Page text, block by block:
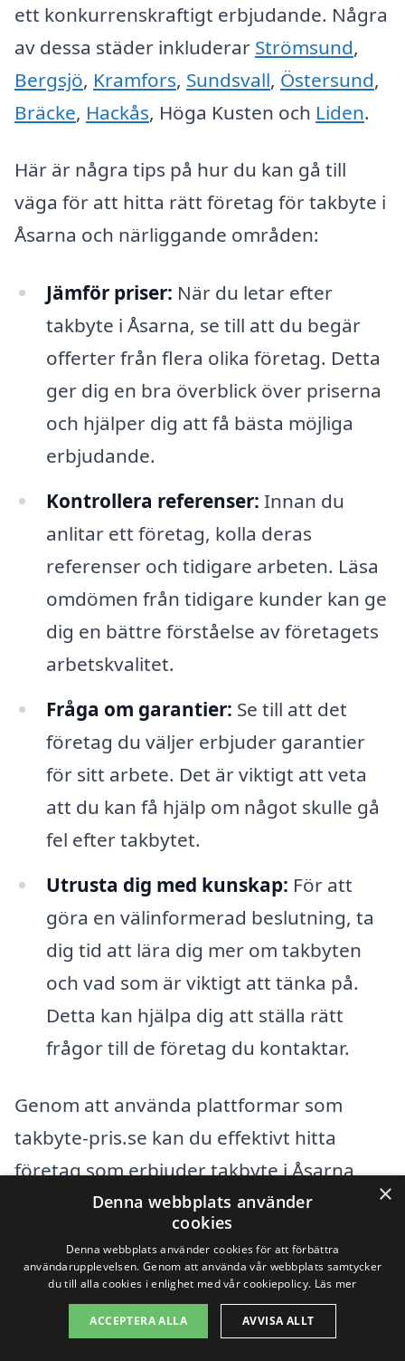
ett konkurrenskraftigt erbjudande. Några
av dessa städer inkluderar Strömsund,
Bergsjö, Kramfors, Sundsvall, Östersund,
Bräcke, Hackås, Höga Kusten och Liden.
Här är några tips på hur du kan gå till
väga för att hitta rätt företag för takbyte i
Åsarna och närliggande områden:
Jämför priser: När du letar efter
takbyte i Åsarna, se till att du begär
offerter från flera olika företag. Detta
ger dig en bra överblick över priserna
och hjälper dig att få bästa möjliga
erbjudande.
Kontrollera referenser: Innan du
anlitar ett företag, kolla deras
referenser och tidigare arbeten. Läsa
omdömen från tidigare kunder kan ge
dig en bättre förståelse av företagets
arbetskvalitet.
Fråga om garantier: Se till att det
företag du väljer erbjuder garantier
för sitt arbete. Det är viktigt att veta
att du kan få hjälp om något skulle gå
fel efter takbytet.
Utrusta dig med kunskap: För att
göra en välinformerad beslutning, ta
dig tid att lära dig mer om takbyten
och vad som är viktigt att tänka på.
Detta kan hjälpa dig att ställa rätt
frågor till de företag du kontaktar.
Genom att använda plattformar som
takbyte-pris.se kan du effektivt hitta
företag som erbjuder takbyte i Åsarna
och i de omgivande städerna. I det stora
hela är det viktigt att du tar dig tid att
göra en noggrann undersökning, så att
du kan känna dig trygg med ditt val av
takläggare.
×
Denna webbplats använder
cookies
Denna webbplats använder cookies för att förbättra
användarupplevelsen. Genom att använda vår webbplats samtycker
du till alla cookies i enlighet med vår cookiepolicy. Läs mer
ACCEPTERA ALLA AVVISA ALLT